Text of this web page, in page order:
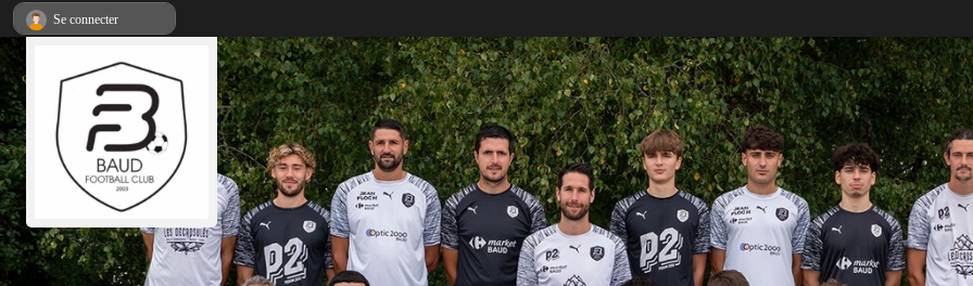
Se connecter
Panneau de gestion des cookies